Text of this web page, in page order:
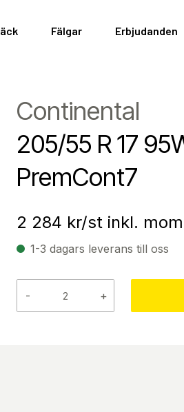
Fälgar Erbjudanden
Continental
205/55 R 17
PremCont7
2 284 kr/st inkl.
1-3 dagars leverans till oss
- +